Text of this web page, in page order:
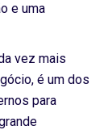
e uma
vez mais
é um dos
para